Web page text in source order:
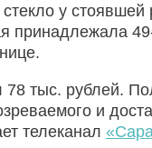
стекло у
принадлежала
78 тыс. рублей.
и
телеканал